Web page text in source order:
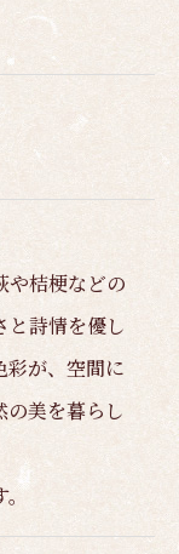
桔梗などの
と詩情を優し
彩が、空間に
美を暮らし